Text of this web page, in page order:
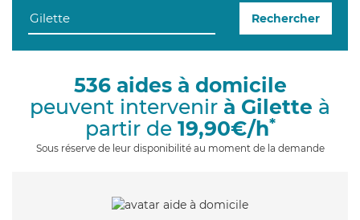
g
Rechercher
536 aides à domicile
peuvent intervenir à Gilette à
partir de 19,90€/h*
Sous réserve de leur disponibilité au moment de la demande